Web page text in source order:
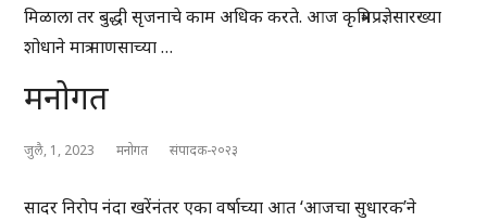
मिळाला तर बुद्धी सृजनाचे काम अधिक करते. आज कृत्रिमप्रज्ञेसारख्या
शोधाने मात्र माणसाच्या …
मनोगत
जुलै, 1, 2023 मनोगत संपादक-२०२३
सादर निरोप नंदा खरेंनंतर एका वर्षाच्या आत ‘आजचा सुधारक’ने